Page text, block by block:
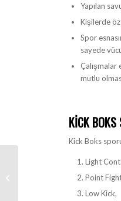
Yapılan
Kişilerde
Spor
sayede
Çalışmalar
mutlu
KICK BOKS
Kick Boks
Light
Point
Low Kick,
Genç Karate Kursu